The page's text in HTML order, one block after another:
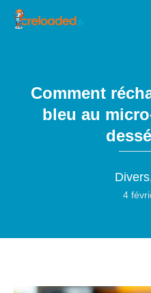
Comment
bleu au
Divers
4